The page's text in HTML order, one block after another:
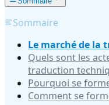
Sommaire
Le marché de la
Quels sont les
traduction
Pourquoi se
Comment se